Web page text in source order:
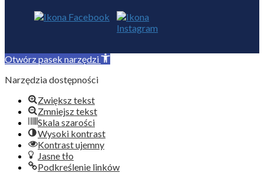
Otwórz pasek narzędzi
Narzędzia dostępności
Zwiększ tekst
Zmniejsz tekst
Skala szarości
Wysoki kontrast
Kontrast ujemny
Jasne tło
Podkreślenie linków